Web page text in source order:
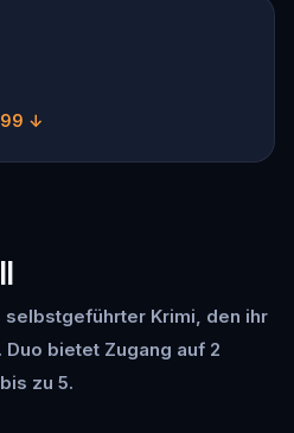
↓
Krimi, den ihr
bietet Zugang auf 2
zu 5.